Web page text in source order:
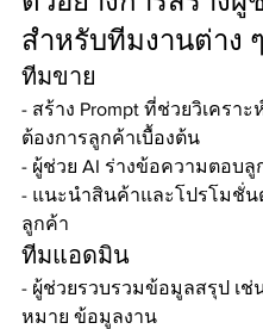
สำหรับทีมงานต่าง ๆ
ทีมขาย
- สร้าง Prompt ที่ช่วยวิเคราะ
ต้องการลูกค้าเบื้องต้น
- ผู้ช่วย AI ร่างข้อความตอบลู
- แนะนำสินค้าและโปรโมชั่
ลูกค้า
ทีมแอดมิน
- ผู้ช่วยรวบรวมข้อมูลสรุป เช่
หมาย ข้อมูลงาน